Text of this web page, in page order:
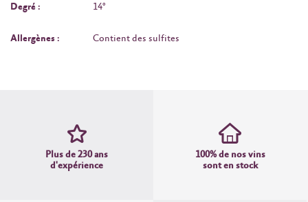
Degré : 14°
Allergènes : Contient des sulfites
Plus de 230 ans
d'expérience
100% de nos vins
sont en stock